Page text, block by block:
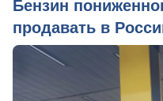
Бензин
продавать в